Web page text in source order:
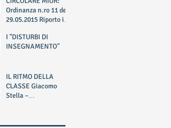
Ordinanza n.ro 11 del
29.05.2015 Riporto il
RELATIVO A ESAME
I "DISTURBI DI
INSEGNAMENTO"
IL RITMO DELLA
CLASSE Giacomo
Stella –